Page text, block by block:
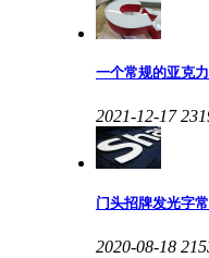
一个常规的亚克
2021-12-17
门头招牌发光字
2020-08-18